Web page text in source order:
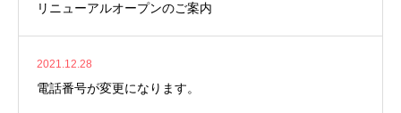
リニューアルオープンのご案内
2021.12.28
電話番号が変更になります。